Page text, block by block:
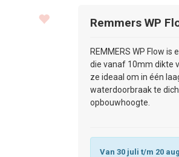
Remmers WP
REMMERS WP Flow
die vanaf 10mm dikte
ze ideaal om in één
waterdoorbraak te
opbouwhoogte.
Van 30 juli t/m 20